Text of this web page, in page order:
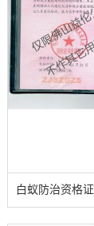
白蚁防治资格证